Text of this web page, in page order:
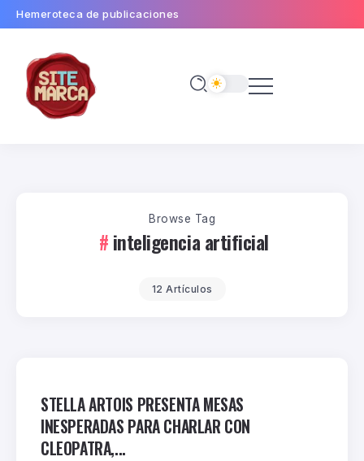
Hemeroteca de publicaciones
Browse Tag
inteligencia artificial
12 Artículos
STELLA ARTOIS PRESENTA MESAS
INESPERADAS PARA CHARLAR CON
CLEOPATRA,...